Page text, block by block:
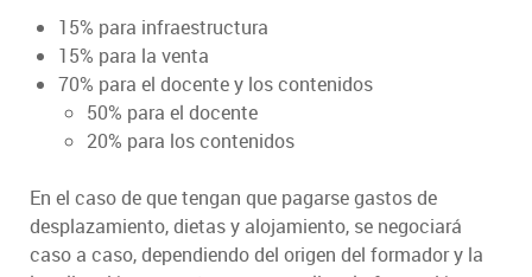
15% para infraestructura
15% para la venta
70% para el docente y los contenidos
50% para el docente
20% para los contenidos
En el caso de que tengan que pagarse gastos de
desplazamiento, dietas y alojamiento, se negociará
caso a caso, dependiendo del origen del formador y la